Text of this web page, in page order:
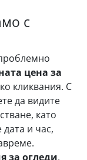
с
цена за
кликвания. С
да видите
като
и час,
за огледи,